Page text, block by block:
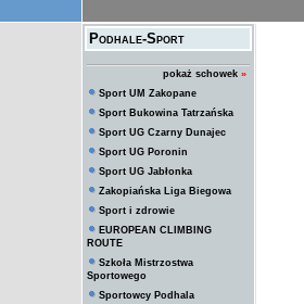
Podhale-Sport
pokaż schowek »
Sport UM Zakopane
Sport Bukowina Tatrzańska
Sport UG Czarny Dunajec
Sport UG Poronin
Sport UG Jabłonka
Zakopiańska Liga Biegowa
Sport i zdrowie
EUROPEAN CLIMBING
ROUTE
Szkoła Mistrzostwa
Sportowego
Sportowcy Podhala